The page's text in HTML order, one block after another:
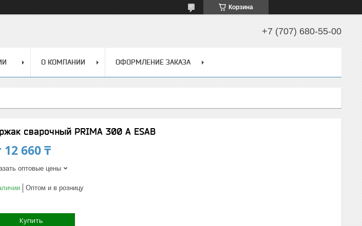
Корзина
+7 (707) 680-55-00
О КОМПАНИИ ОФОРМЛЕНИЕ ЗАКАЗА
сварочный PRIMA 300 А ESAB
12 660 ₸
оптовые цены
Оптом и в розницу
Купить